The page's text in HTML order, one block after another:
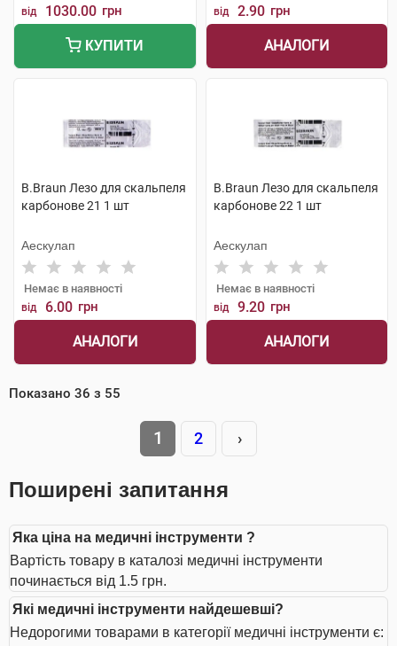
від 1030.00 грн
КУПИТИ
від 2.90 грн
АНАЛОГИ
B.Braun Лезо для скальпеля
карбонове 21 1 шт
Аескулап
Немає в наявності
від 6.00 грн
АНАЛОГИ
B.Braun Лезо для скальпеля
карбонове 22 1 шт
Аескулап
Немає в наявності
від 9.20 грн
АНАЛОГИ
Показано 36 з 55
1 2 ›
Поширені запитання
Яка ціна на медичні інструменти ?
Вартість товару в каталозі медичні інструменти
починається від 1.5 грн.
Які медичні інструменти найдешевші?
Недорогими товарами в категорії медичні інструменти є: